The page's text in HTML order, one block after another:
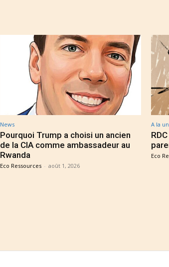
News
Pourquoi Trump a choisi un ancien
de la CIA comme ambassadeur au
Rwanda
Eco Ressources - août 1, 2026
A la
Eco